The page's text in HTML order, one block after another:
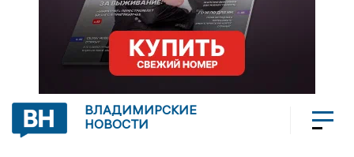
ВЛАДИМИРСКИЕ
НОВОСТИ